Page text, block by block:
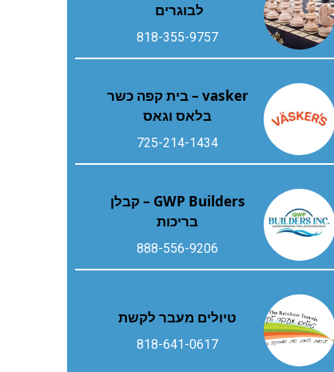
לבוגרים
818-355-9757
vasker – בית קפה כשר
בלאס וגאס
725-214-1434
GWP Builders – קבלן
בריכות
888-556-9206
טיולים מעבר לקשת
818-641-0617